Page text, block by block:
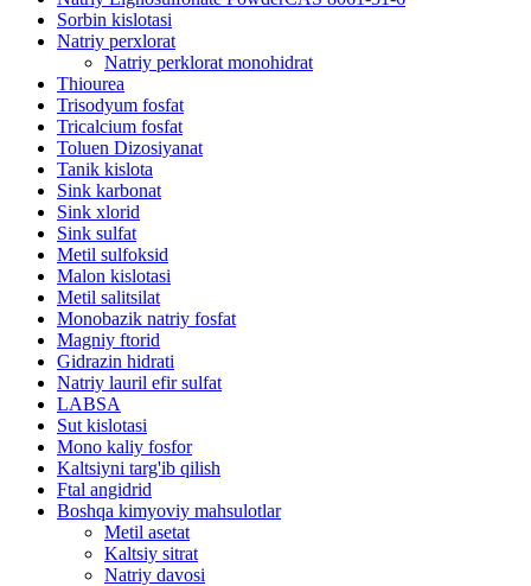
Sorbin kislotasi
Natriy perxlorat
Natriy perklorat monohidrat
Thiourea
Trisodyum fosfat
Tricalcium fosfat
Toluen Dizosiyanat
Tanik kislota
Sink karbonat
Sink xlorid
Sink sulfat
Metil sulfoksid
Malon kislotasi
Metil salitsilat
Monobazik natriy fosfat
Magniy ftorid
Gidrazin hidrati
Natriy lauril efir sulfat
LABSA
Sut kislotasi
Mono kaliy fosfor
Kaltsiyni targ'ib qilish
Ftal angidrid
Boshqa kimyoviy mahsulotlar
Metil asetat
Kaltsiy sitrat
Natriy davosi